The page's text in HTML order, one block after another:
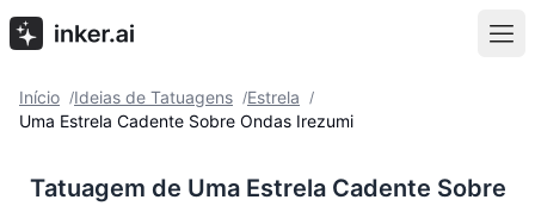
Início /Ideias de Tatuagens /Estrela /
Uma Estrela Cadente Sobre Ondas Irezumi
Tatuagem de Uma Estrela Cadente Sobre